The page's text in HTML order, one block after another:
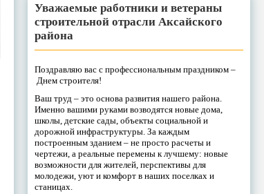
Уважаемые работники и ветераны
строительной отрасли Аксайского
района
Поздравляю вас с профессиональным праздником –
Днем строителя!
Ваш труд – это основа развития нашего района.
Именно вашими руками возводятся новые дома,
школы, детские сады, объекты социальной и
дорожной инфраструктуры. За каждым
построенным зданием – не просто расчеты и
чертежи, а реальные перемены к лучшему: новые
возможности для жителей, перспективы для
молодежи, уют и комфорт в наших поселках и
станицах.